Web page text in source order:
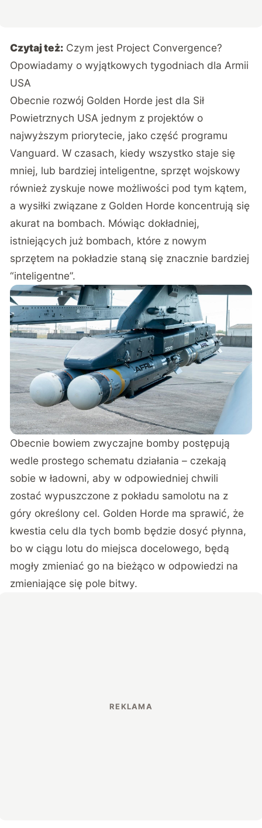
Czytaj też: Czym jest Project Convergence?
Opowiadamy o wyjątkowych tygodniach dla Armii
USA
Obecnie rozwój Golden Horde jest dla Sił
Powietrznych USA jednym z projektów o
najwyższym priorytecie, jako część programu
Vanguard. W czasach, kiedy wszystko staje się
mniej, lub bardziej inteligentne, sprzęt wojskowy
również zyskuje nowe możliwości pod tym kątem,
a wysiłki związane z Golden Horde koncentrują się
akurat na bombach. Mówiąc dokładniej,
istniejących już bombach, które z nowym
sprzętem na pokładzie staną się znacznie bardziej
“inteligentne”.
Obecnie bowiem zwyczajne bomby postępują
wedle prostego schematu działania – czekają
sobie w ładowni, aby w odpowiedniej chwili
zostać wypuszczone z pokładu samolotu na z
góry określony cel. Golden Horde ma sprawić, że
kwestia celu dla tych bomb będzie dosyć płynna,
bo w ciągu lotu do miejsca docelowego, będą
mogły zmieniać go na bieżąco w odpowiedzi na
zmieniające się pole bitwy.